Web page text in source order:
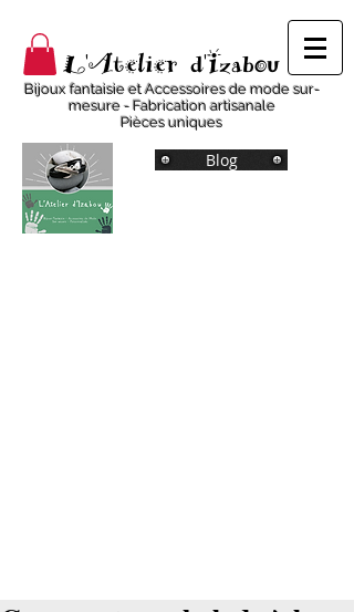
L'Atelier d'Izabou
Bijoux fantaisie et Accessoires de mode sur-
mesure - Fabrication artisanale
Pièces uniques
Blog